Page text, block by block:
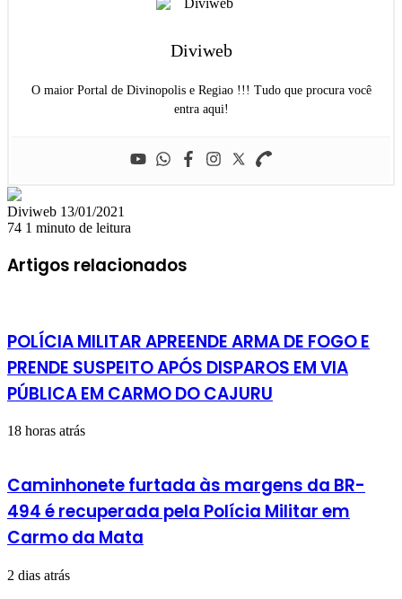
Diviweb
O maior Portal de Divinopolis e Regiao !!! Tudo que procura você
entra aqui!
Diviweb Mande
um
mail
13/01/2021
74 1 minuto de leitura
Artigos relacionados
POLÍCIA MILITAR APREENDE ARMA DE FOGO E
PRENDE SUSPEITO APÓS DISPAROS EM VIA
PÚBLICA EM CARMO DO CAJURU
18 horas atrás
Caminhonete furtada às margens da BR-
494 é recuperada pela Polícia Militar em
Carmo da Mata
2 dias atrás